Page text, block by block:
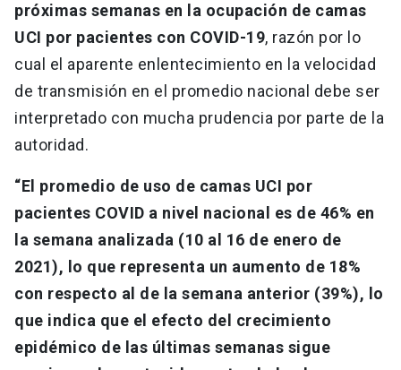
próximas semanas en la ocupación de camas
UCI por pacientes con COVID-19, razón por lo
cual el aparente enlentecimiento en la velocidad
de transmisión en el promedio nacional debe ser
interpretado con mucha prudencia por parte de la
autoridad.
“El promedio de uso de camas UCI por
pacientes COVID a nivel nacional es de 46% en
la semana analizada (10 al 16 de enero de
2021), lo que representa un aumento de 18%
con respecto al de la semana anterior (39%), lo
que indica que el efecto del crecimiento
epidémico de las últimas semanas sigue